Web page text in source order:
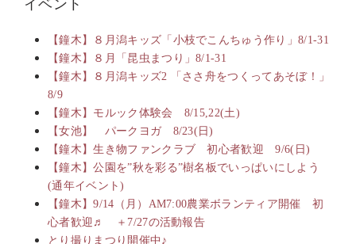
イベント
【鐘木】８月潟キッズ「小枝でこんちゅう作り」8/1-31
【鐘木】８月「昆虫まつり」8/1-31
【鐘木】８月潟キッズ2 「ささ舟をつくってあそぼ！」
8/9
【鐘木】モルック体験会 8/15,22(土)
【女池】 パークヨガ 8/23(日)
【鐘木】生き物ファンクラブ 初心者歓迎 9/6(日)
【鐘木】公園を”秋を彩る”樹名板でいっぱいにしよう
(通年イベント)
【鐘木】9/14（月）AM7:00農業ボランティア開催 初
心者歓迎♬ ＋7/27の活動報告
とり撮りまつり開催中♪